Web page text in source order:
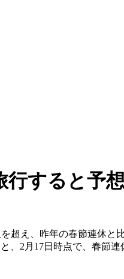
すると予
え、昨年の春節連休と
2月17日時点で、春節